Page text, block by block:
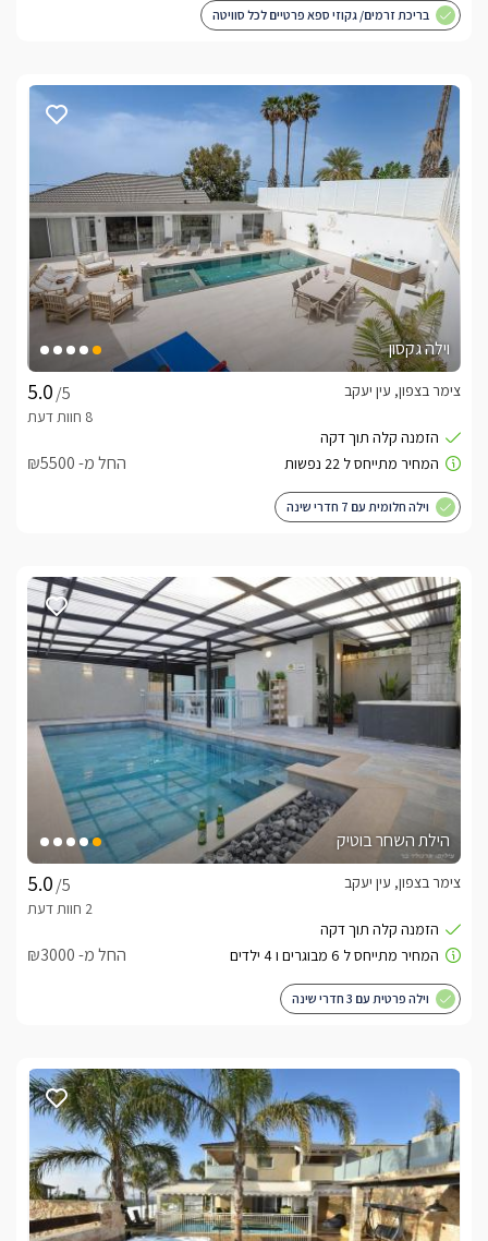
בריכת זרמים/ גקוזי ספא פרטיים לכל סוויטה
וילה גקסון
/5
צימר בצפון, עין יעקב
החל מ- ₪5500
וילה חלומית עם 7 חדרי שינה
הילת השחר בוטיק
/5
צימר בצפון, עין יעקב
החל מ- ₪3000
וילה פרטית עם 3 חדרי שינה